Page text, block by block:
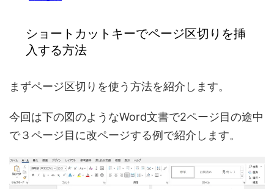
ショートカットキーでページ区切りを挿
入する方法
まずページ区切りを使う方法を紹介します。
今回は下の図のようなWord文書で2ページ目の途中
で３ページ目に改ページする例で紹介します。